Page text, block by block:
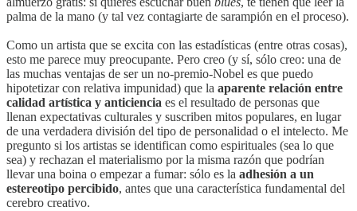
palma de la mano (y tal vez contagiarte de sarampión en el proceso).
Como un artista que se excita con las estadísticas (entre otras cosas),
esto me parece muy preocupante. Pero creo (y sí, sólo creo: una de
las muchas ventajas de ser un no-premio-Nobel es que puedo
hipotetizar con relativa impunidad) que la aparente relación entre
calidad artística y anticiencia es el resultado de personas que
llenan expectativas culturales y suscriben mitos populares, en lugar
de una verdadera división del tipo de personalidad o el intelecto. Me
pregunto si los artistas se identifican como espirituales (sea lo que
sea) y rechazan el materialismo por la misma razón que podrían
llevar una boina o empezar a fumar: sólo es la adhesión a un
estereotipo percibido, antes que una característica fundamental del
cerebro creativo.